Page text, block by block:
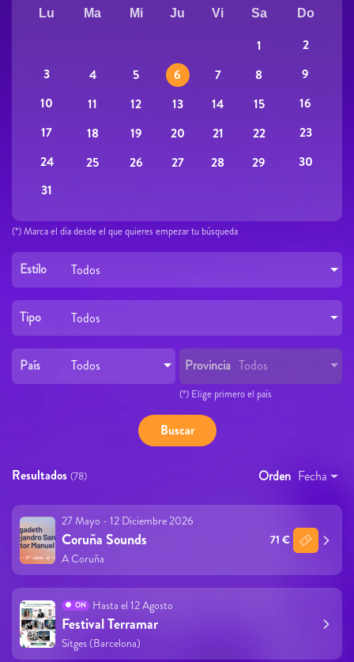
Lu Ma Mi Ju Vi Sa Do
1
2
3
4 5 6 7 8
9
10
11 12 13 14 15
16
17
18 19 20 21 22
23
24
25 26 27 28 29
30
31
(*) Marca el día desde el que quieres empezar tu búsqueda
Estilo Todos
Tipo Todos
País Todos Provincia Todos
(*) Elige primero el país
Resultados (78) Orden Fecha
27 Mayo - 12 Diciembre 2026
Coruña Sounds
A Coruña
71 €
ON Hasta el 12 Agosto
Festival Terramar
Sitges (Barcelona)